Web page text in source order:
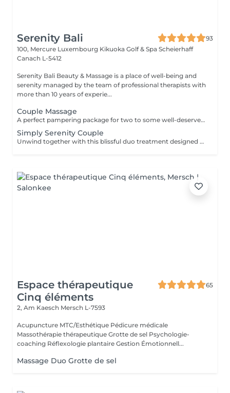
Serenity Bali
93
100, Mercure Luxembourg Kikuoka Golf & Spa Scheierhaff
Canach L-5412
Serenity Bali Beauty & Massage is a place of well-being and
serenity managed by the team of professional therapists with
more than 10 years of experie...
Couple Massage
A perfect pampering package for two to some well-deserved downtime and to spend some quality time together. Grab a loved one and treat yourselves.
Simply Serenity Couple
Unwind together with this blissful duo treatment designed for a couple. Begin with a 45 minutes full body massage to ease tension, improve circulation, and restore balance. Then enjoy a 30 minutes simply facial treatment, tailored to your skin type, featuring cleansing, gentle exfoliation, a shooting facial massage, and refreshing mask, leaving your skin glowing and hydrated.
Espace thérapeutique
Cinq éléments
65
2, Am Kaesch Mersch L-7593
Acupuncture MTC/Esthétique Pédicure médicale
Massothérapie thérapeutique Grotte de sel Psychologie-
coaching Réflexologie plantaire Gestion Émotionnell...
Massage Duo Grotte de sel